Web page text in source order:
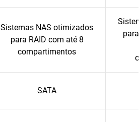
Sistemas NAS otimizados
para RAID com até 8
compartimentos
SATA